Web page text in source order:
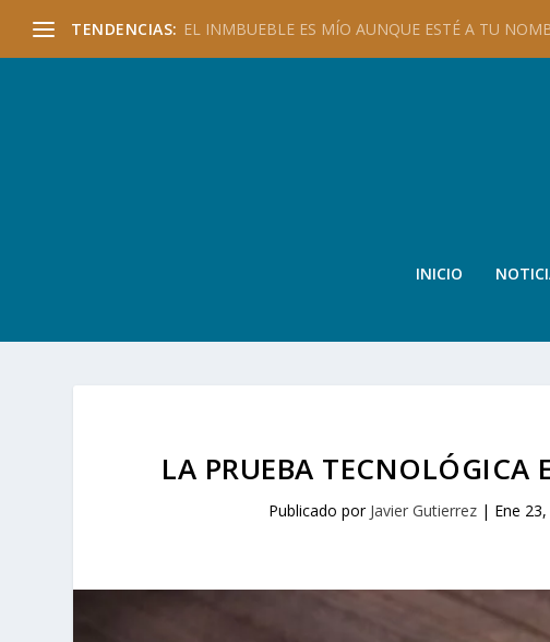
TENDENCIAS: EL INMBUEBLE ES MÍO AUNQUE ESTÉ A TU
INICIO
LA PRUEBA TECNOLÓGICA
Publicado por Javier Gutierrez | Ene